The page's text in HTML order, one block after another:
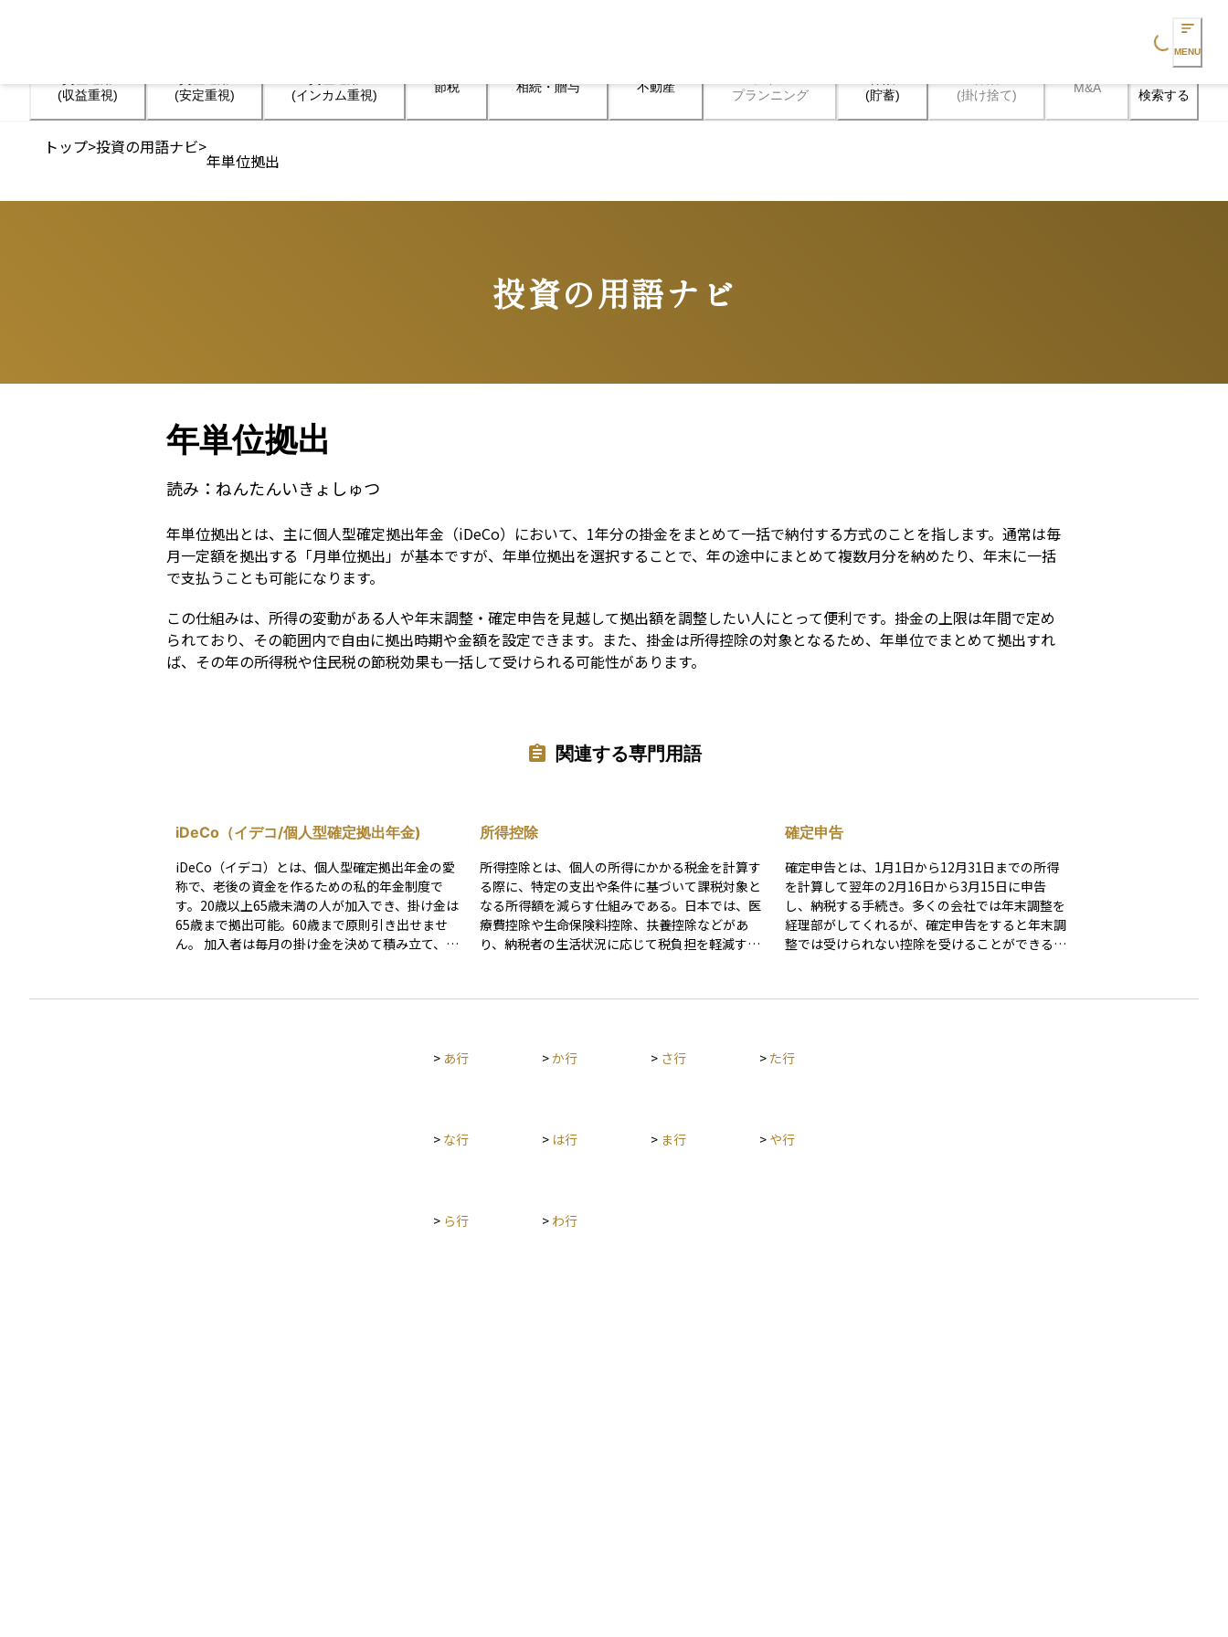
Loading...
MENU
(収益重視)
(安定重視)
(インカム重視)
節税 相続・贈与 不動産
プランニング
(貯蓄)
(掛け捨て)
M&A 検索する
トップ>投資の用語ナビ>
年単位拠出
投資の用語ナビ
Terms
年単位拠出
読み： ねんたんいきょしゅつ
年単位拠出とは、主に個人型確定拠出年金（iDeCo）において、1年分の掛金をまとめて一括で納付する方式のことを指します。通常は毎
月一定額を拠出する「月単位拠出」が基本ですが、年単位拠出を選択することで、年の途中にまとめて複数月分を納めたり、年末に一括
で支払うことも可能になります。
この仕組みは、所得の変動がある人や年末調整・確定申告を見越して拠出額を調整したい人にとって便利です。掛金の上限は年間で定め
られており、その範囲内で自由に拠出時期や金額を設定できます。また、掛金は所得控除の対象となるため、年単位でまとめて拠出すれ
ば、その年の所得税や住民税の節税効果も一括して受けられる可能性があります。
関連する専門用語
iDeCo（イデコ/個人型確定拠出年金)
iDeCo（イデコ）とは、個人型確定拠出年金の愛
称で、老後の資金を作るための私的年金制度で
す。20歳以上65歳未満の人が加入でき、掛け金は
65歳まで拠出可能。60歳まで原則引き出せませ
ん。 加入者は毎月の掛け金を決めて積み立て、選
選択、口座開設、申込書類提出などの手続きが必
時は掛金が全額所得控除の対象となり、運用時は
原則できない、というデメリットもあります。
所得控除
所得控除とは、個人の所得にかかる税金を計算す
る際に、特定の支出や条件に基づいて課税対象と
なる所得額を減らす仕組みである。日本では、医
療費控除や生命保険料控除、扶養控除などがあ
り、納税者の生活状況に応じて税負担を軽減する
る。控除額が大きいほど課税所得が減少し、納税
確定申告
確定申告とは、1月1日から12月31日までの所得
を計算して翌年の2月16日から3月15日に申告
し、納税する手続き。多くの会社では年末調整を
経理部がしてくれるが、確定申告をすると年末調
整では受けられない控除を受けることができる場
> あ行 >か行 > さ行 > た行
> な行 > は行 > ま行 > や行
> ら行 > わ行